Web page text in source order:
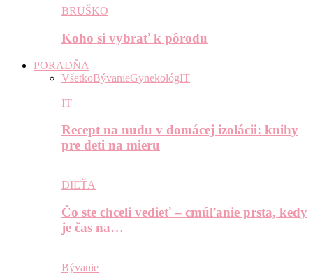
BRUŠKO
Koho si vybrať k pôrodu
PORADŇA
VšetkoBývanieGynekológIT
IT
Recept na nudu v domácej izolácii: knihy
pre deti na mieru
DIEŤA
Čo ste chceli vedieť – cmúľanie prsta, kedy
je čas na…
Bývanie